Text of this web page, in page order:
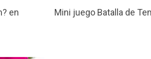
en
Mini juego Batalla de